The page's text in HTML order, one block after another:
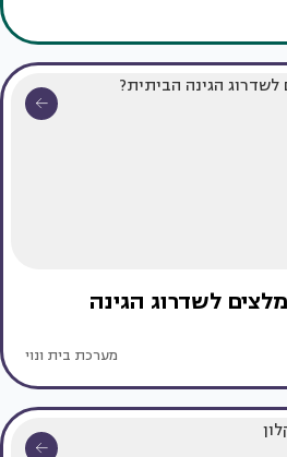
לשדרוג הגינה
מערכת בית ונוי